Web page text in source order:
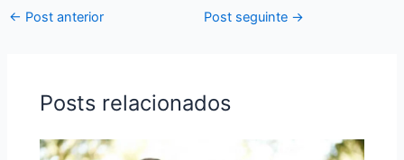
← Post anterior Post seguinte →
Posts relacionados